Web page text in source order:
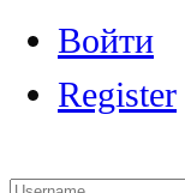
Войти
Register